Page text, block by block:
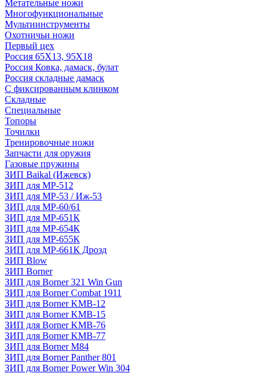
Метательные ножи
Многофункциональные
Мультиинструменты
Охотничьи ножи
Первый цех
Россия 65Х13, 95Х18
Россия Ковка, дамаск, булат
Россия складные дамаск
С фиксированным клинком
Складные
Специальные
Топоры
Точилки
Тренировочные ножи
Запчасти для оружия
Газовые пружины
ЗИП Baikal (Ижевск)
ЗИП для МР-512
ЗИП для МР-53 / Иж-53
ЗИП для МР-60/61
ЗИП для МР-651К
ЗИП для МР-654К
ЗИП для МР-655К
ЗИП для МР-661К Дрозд
ЗИП Blow
ЗИП Borner
ЗИП для Borner 321 Win Gun
ЗИП для Borner Combat 1911
ЗИП для Borner KMB-12
ЗИП для Borner KMB-15
ЗИП для Borner KMB-76
ЗИП для Borner KMB-77
ЗИП для Borner M84
ЗИП для Borner Panther 801
ЗИП для Borner Power Win 304